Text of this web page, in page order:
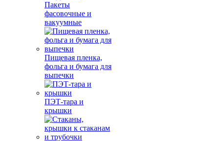
Пакеты
фасовочные и
вакуумные
Пищевая пленка,
фольга и бумага для
выпечки
ПЭТ-тара и
крышки